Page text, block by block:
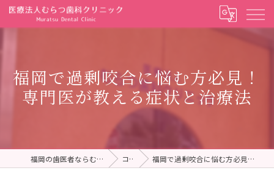
福岡で過剰咬合に悩む方必見！
専門医が教える症状と治療法
福岡の歯医者ならむらつ歯科クリニック コラム 福岡で過剰咬合に悩む方必見！専門医が教える症状と治療法